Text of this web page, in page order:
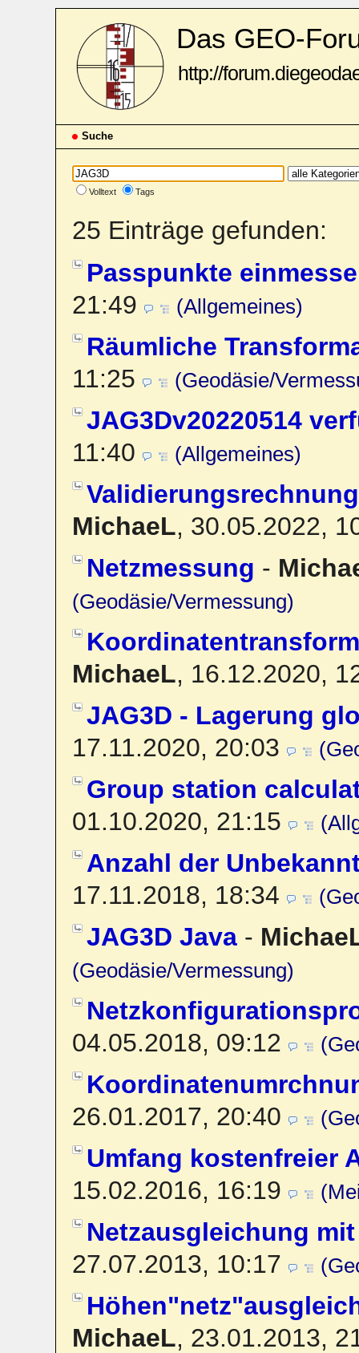
Das GEO-
http://
Suche
Volltext Tags
25 Einträge gefunden:
Passpunkte
21:49
(Allgemeines)
Räumliche
11:25
(Geodäsie/
JAG3Dv20220514
11:40
(Allgemeines)
MichaeL, 30.05.2022,
Netzmessung -
(Geodäsie/Vermessung)
MichaeL, 16.12.2020,
JAG3D - Lagerung
17.11.2020, 20:03
Group station
01.10.2020, 21:15
Anzahl der
17.11.2018, 18:34
JAG3D Java-
(Geodäsie/Vermessung)
04.05.2018, 09:12
26.01.2017, 20:40
Umfang kostenfreier
15.02.2016, 16:19
Netzausgleichung mit
27.07.2013, 10:17
MichaeL, 23.01.2013,